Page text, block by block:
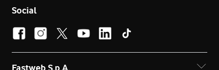
Social
Fastweb S.p.A.